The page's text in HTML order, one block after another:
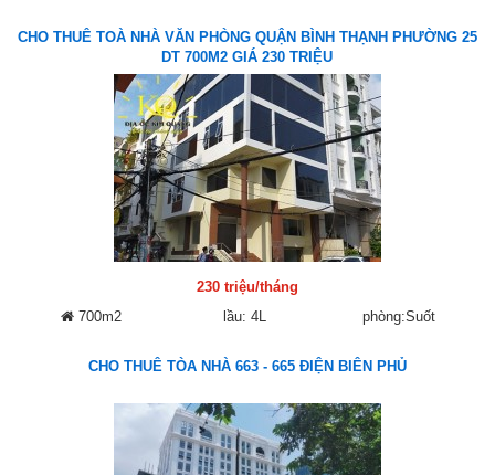
CHO THUÊ TOÀ NHÀ VĂN PHÒNG QUẬN BÌNH THẠNH PHƯỜNG 25
DT 700M2 GIÁ 230 TRIỆU
230 triệu/tháng
700m2
lầu: 4L phòng:Suốt
CHO THUÊ TÒA NHÀ 663 - 665 ĐIỆN BIÊN PHỦ